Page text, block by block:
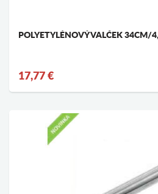
POLYETYLÉNOVÝ VALČEK 34CM/
17,77 €